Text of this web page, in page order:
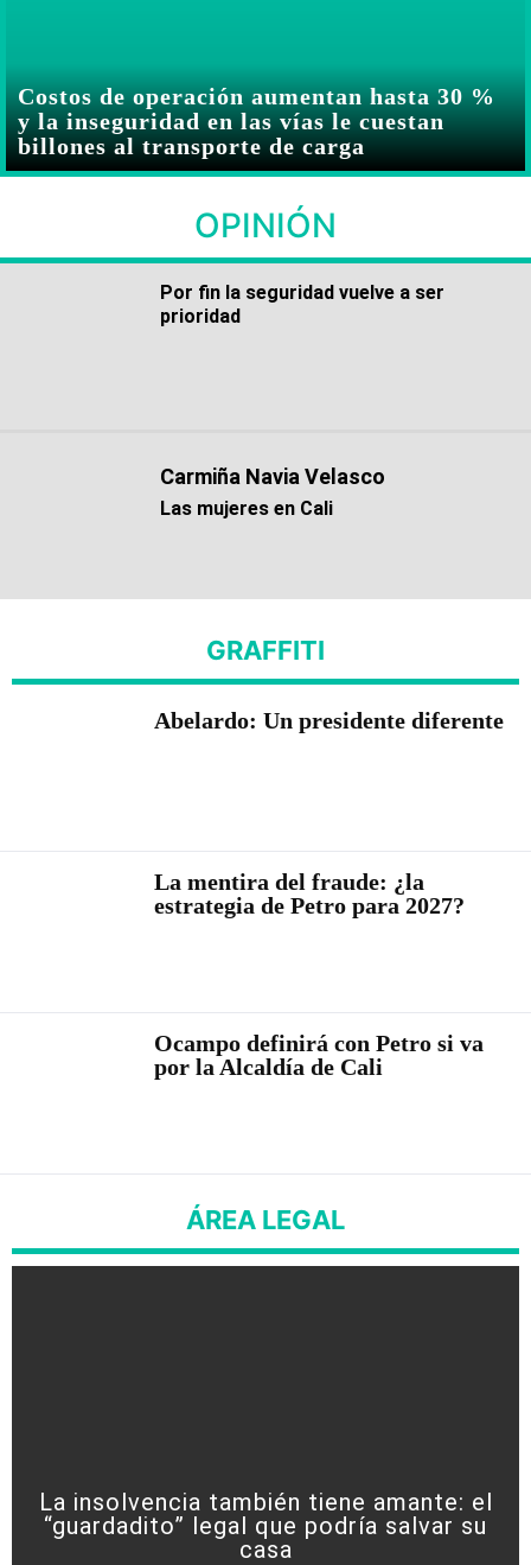
Costos de operación aumentan hasta 30 %
y la inseguridad en las vías le cuestan
billones al transporte de carga
OPINIÓN
Por fin la seguridad vuelve a ser
prioridad
Carmiña Navia Velasco
Las mujeres en Cali
GRAFFITI
Abelardo: Un presidente diferente
La mentira del fraude: ¿la
estrategia de Petro para 2027?
Ocampo definirá con Petro si va
por la Alcaldía de Cali
ÁREA LEGAL
La insolvencia también tiene amante: el
“guardadito” legal que podría salvar su
casa